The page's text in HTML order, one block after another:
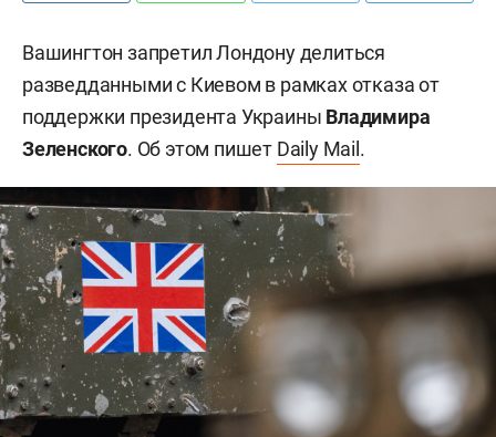
Вашингтон запретил Лондону делиться
разведданными с Киевом в рамках отказа от
поддержки президента Украины Владимира
Зеленского. Об этом пишет Daily Mail .